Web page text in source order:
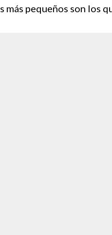
más pequeños son los